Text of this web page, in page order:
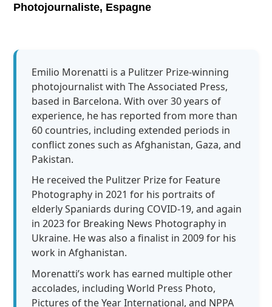
Photojournaliste, Espagne
Emilio Morenatti is a Pulitzer Prize-winning
photojournalist with The Associated Press,
based in Barcelona. With over 30 years of
experience, he has reported from more than
60 countries, including extended periods in
conflict zones such as Afghanistan, Gaza, and
Pakistan.
He received the Pulitzer Prize for Feature
Photography in 2021 for his portraits of
elderly Spaniards during COVID-19, and again
in 2023 for Breaking News Photography in
Ukraine. He was also a finalist in 2009 for his
work in Afghanistan.
Morenatti’s work has earned multiple other
accolades, including World Press Photo,
Pictures of the Year International, and NPPA